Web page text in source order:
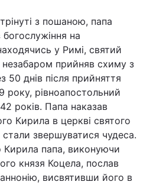
з пошаною, папа
на
у Римі, святий
незабаром прийняв схиму з
50 днів після прийняття
року, рівноапостольний
років. Папа наказав
Кирила в церкві святого
звершуватися чудеса.
Кирила папа, виконуючи
князя Коцела, послав
висвятивши його в